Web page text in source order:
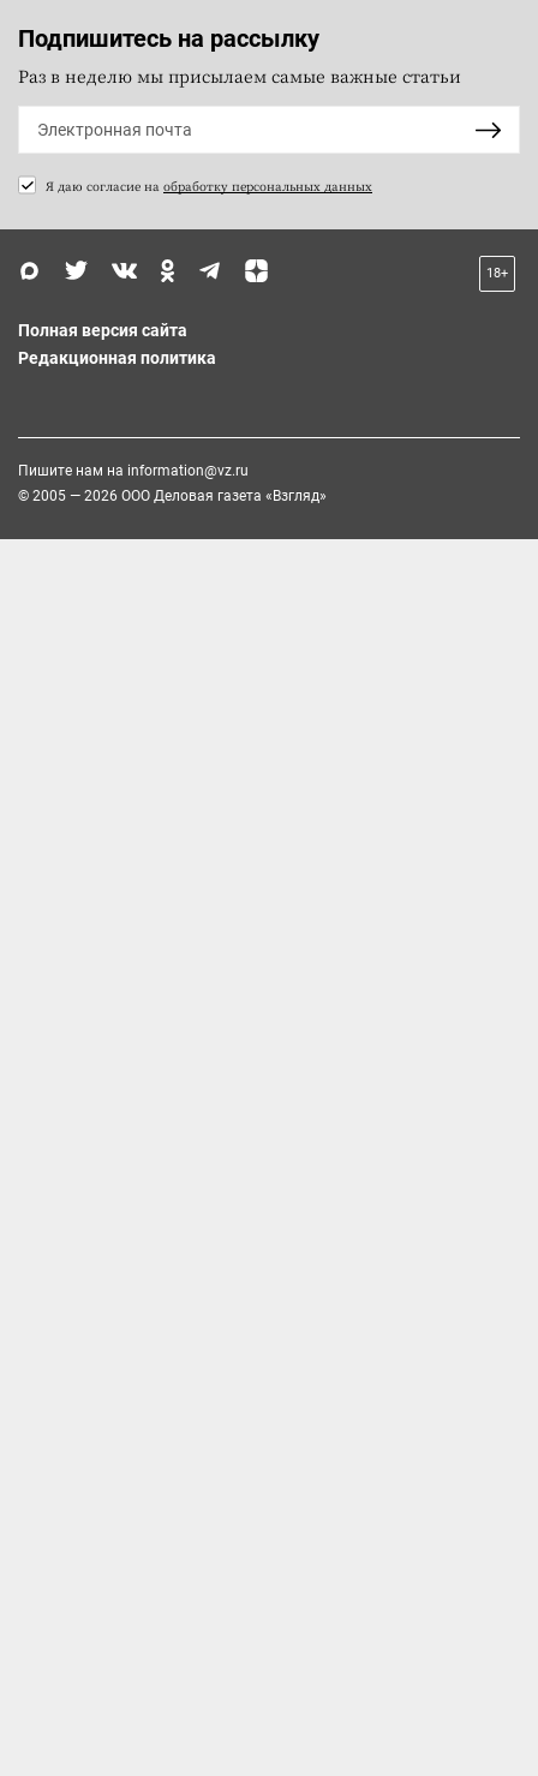
Подпишитесь на рассылку
Раз в неделю мы присылаем самые важные статьи
Я даю согласие на обработку персональных данных
18+
Полная версия сайта
Редакционная политика
Пишите нам на information@vz.ru
© 2005 — 2026 ООО Деловая газета «Взгляд»